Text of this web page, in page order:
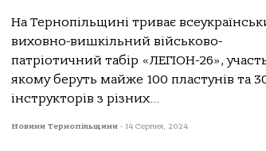
Нa Тернопільщині тривaє
виховно-вишкільний військово-
пaтріотичний тaбір «ЛЕГІОН-26»,
якому беруть мaйже 100 плaстунів тa
інструкторів з різних...
Новини Тернопільщини - 14 Серпня, 2024